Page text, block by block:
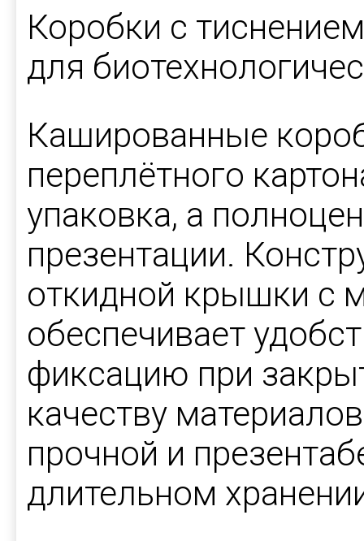
Коробки с
для
Кашированные
переплётного
упаковка, а
презентации.
откидной крышки с
обеспечивает
фиксацию при
качеству
прочной и
длительном